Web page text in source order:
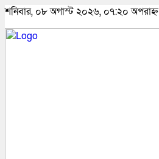
শনিবার, ০৮ অগাস্ট ২০২৬, ০৭:২০ অপরাহ্ন